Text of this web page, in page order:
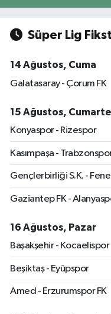
Süper Lig
14 Ağustos, Cuma
Galatasaray - Çorum FK
15 Ağustos,
Konyaspor - Rizespor
Kasımpaşa -
Gençlerbirliği S.K. -
Gaziantep FK -
16 Ağustos, Pazar
Başakşehir - Kocaelispor
Beşiktaş - Eyüpspor
Amed - Erzurumspor FK